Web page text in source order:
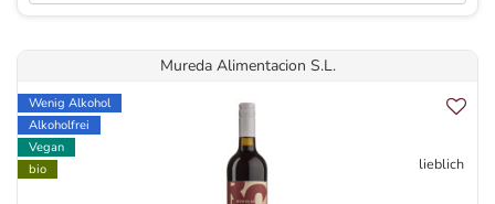
Mureda Alimentacion S.L.
Wenig Alkohol
Alkoholfrei
Vegan
bio
lieblich